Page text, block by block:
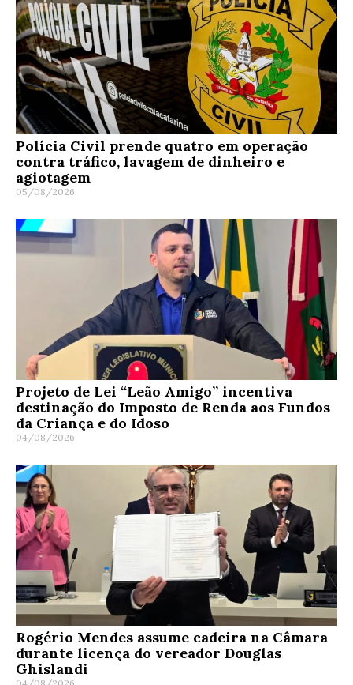
Polícia Civil prende quatro em operação
contra tráfico, lavagem de dinheiro e
agiotagem
05/08/2026
Projeto de Lei “Leão Amigo” incentiva
destinação do Imposto de Renda aos Fundos
da Criança e do Idoso
04/08/2026
Rogério Mendes assume cadeira na Câmara
durante licença do vereador Douglas
Ghislandi